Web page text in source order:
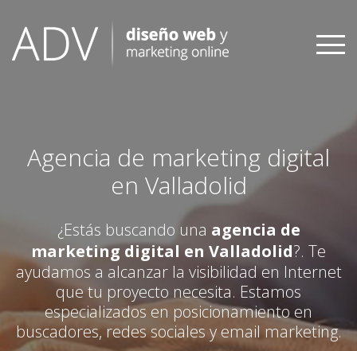
content
Agencia de marketing digital
en Valladolid
¿Estás buscando una agencia de
marketing digital en Valladolid?. Te
ayudamos a alcanzar la visibilidad en Internet
que tu proyecto necesita. Estamos
especializados en posicionamiento en
buscadores, redes sociales y email marketing.